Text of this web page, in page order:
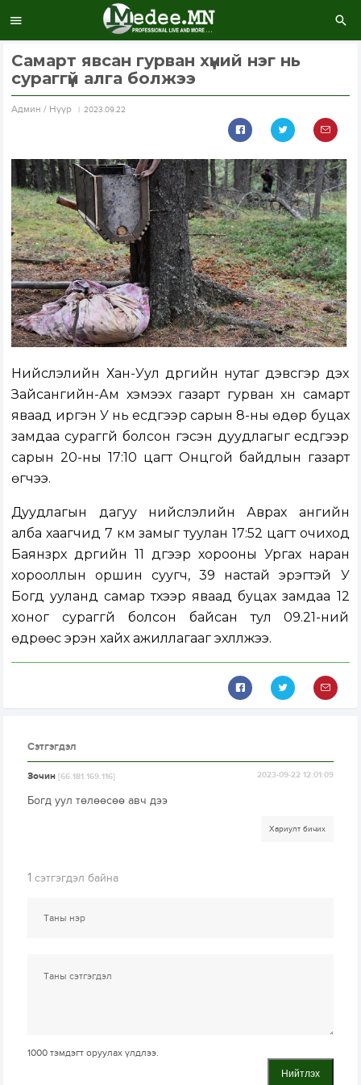
Самарт явсан гурван хүний нэг нь
сураггүй алга болжээ
Aдмин / Нүүр 2023.09.22
Нийслэлийн Хан-Уул дүүргийн нутаг дэвсгэр дэх
Зайсангийн-Ам хэмээх газарт гурван хүн самарт
яваад иргэн У нь есдүгээр сарын 8-ны өдөр буцах
замдаа сураггүй болсон гэсэн дуудлагыг есдүгээр
сарын 20-ны 17:10 цагт Онцгой байдлын газарт
өгчээ.
Дуудлагын дагуу нийслэлийн Аврах ангийн
алба хаагчид 7 км замыг туулан 17:52 цагт очиход
Баянзүрх дүүргийн 11 дүгээр хорооны Ургах наран
хорооллын оршин суугч, 39 настай эрэгтэй У
Богд ууланд самар түүхээр яваад буцах замдаа 12
хоног сураггүй болсон байсан тул 09.21-ний
өдрөөс эрэн хайх ажиллагааг эхлүүлжээ.
Сэтгэгдэл
Зочин[66.181.169.116] 2023-09-22 12:01:09
Богд уул төлөөсөө авч дээ
Хариулт бичих
1 сэтгэгдэл байна
1000 тэмдэгт оруулах үлдлээ.
Нийтлэх